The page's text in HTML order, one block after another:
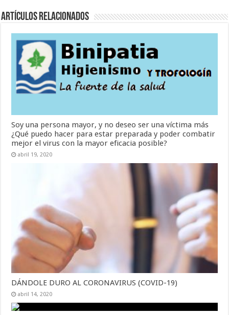
Artículos Relacionados
Soy una persona mayor, y no deseo ser una víctima más
¿Qué puedo hacer para estar preparada y poder combatir
mejor el virus con la mayor eficacia posible?
abril 19, 2020
DÁNDOLE DURO AL CORONAVIRUS (COVID-19)
abril 14, 2020